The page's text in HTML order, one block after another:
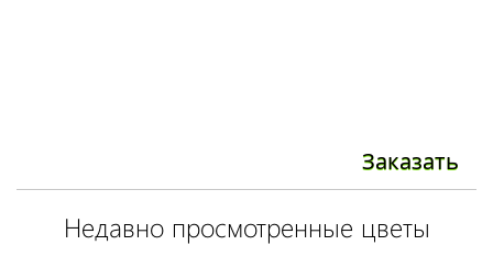
Заказать
Недавно просмотренные цветы